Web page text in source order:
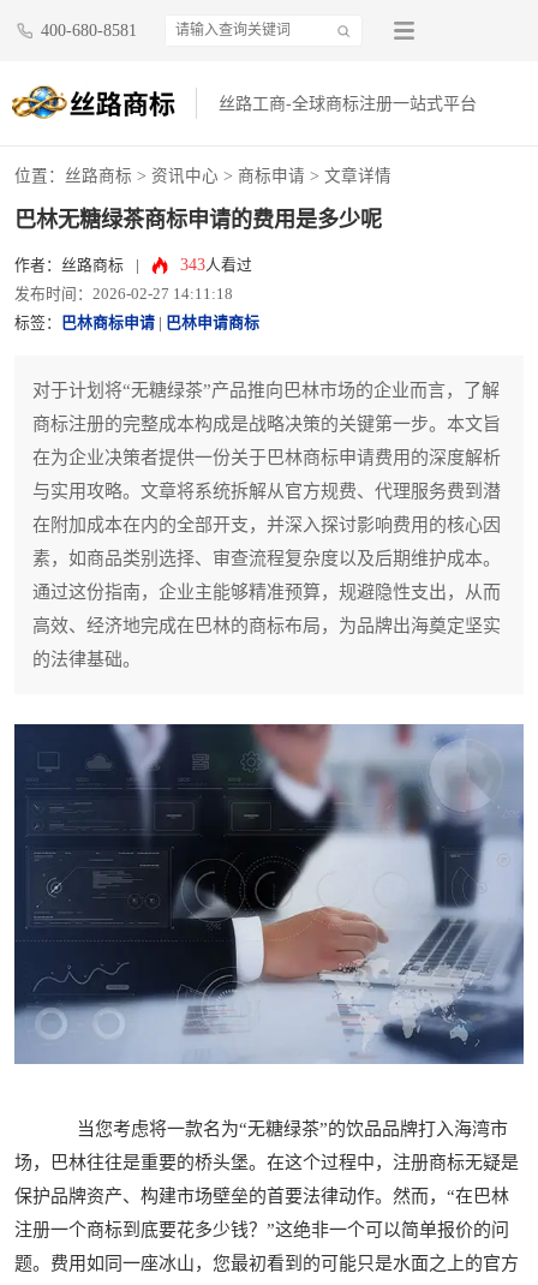
400-680-8581
丝路工商-全球商标注册一站式平台
位置： 丝路商标 > 资讯中心 > 商标申请 > 文章详情
巴林无糖绿茶商标申请的费用是多少呢
作者：丝路商标 343人看过
发布时间：2026-02-27 14:11:18
标签：
巴林商标申请 巴林申请商标
对于计划将“无糖绿茶”产品推向巴林市场的企业而言，了解
商标注册的完整成本构成是战略决策的关键第一步。本文旨
在为企业决策者提供一份关于巴林商标申请费用的深度解析
与实用攻略。文章将系统拆解从官方规费、代理服务费到潜
在附加成本在内的全部开支，并深入探讨影响费用的核心因
素，如商品类别选择、审查流程复杂度以及后期维护成本。
通过这份指南，企业主能够精准预算，规避隐性支出，从而
高效、经济地完成在巴林的商标布局，为品牌出海奠定坚实
的法律基础。
当您考虑将一款名为“无糖绿茶”的饮品品牌打入海湾市
场，巴林往往是重要的桥头堡。在这个过程中，注册商标无疑是
保护品牌资产、构建市场壁垒的首要法律动作。然而，“在巴林
注册一个商标到底要花多少钱？”这绝非一个可以简单报价的问
题。费用如同一座冰山，您最初看到的可能只是水面之上的官方